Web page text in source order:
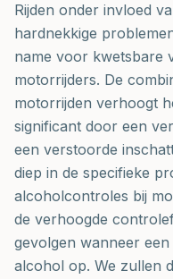
Rijden onder invloed
hardnekkige
name voor kwetsbare
motorrijders. De
motorrijden verhoogt
significant door een
een verstoorde
diep in de specifieke
alcoholcontroles bij
de verhoogde
gevolgen wanneer
alcohol op. We zullen